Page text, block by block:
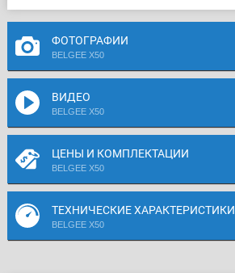
ФОТОГРАФИИ
BELGEE X50
ВИДЕО
BELGEE X50
ЦЕНЫ И КОМПЛЕКТАЦИИ
BELGEE X50
ТЕХНИЧЕСКИЕ ХАРАКТЕРИСТИКИ
BELGEE X50